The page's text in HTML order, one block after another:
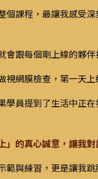
個課程，最讓我感受
會跟每個剛上線的夥
視網膜檢查，第一天
學員提到了生活中正
」的真心誠意，讓我
範與練習，更是讓我